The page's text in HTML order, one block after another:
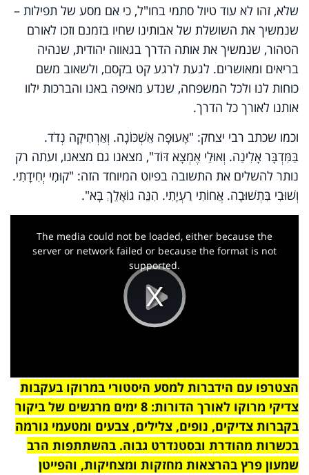
שלא, זהו לא עוד טיול סתמי בחו"ל, כי אם מסע של תפילות –
שנמשיך את השושלת של אבותינו שחיו בזמנם וזכו לאורם
הטהור, שנמשיך את אותה הדרך בגאווה יהודית, שנהיה
בריאים ומאושרים. לגעת לרגע קט בקסם, ולשאוב משם
כוחות לנו ולכל המשפחה, שנדע מאיפה באנו והברכות ילוו
אותנו לאורך כל הדרך.
וכמו שכתב רבי יצחק: "אָעוּפָה אֵשְׁכּוֹנָה. וְאַרְחִיקָה נְדֹד.
בַּמִּדְבָּר אָלִינַה. וְאוּלַי אֶמְצָא דּוֹד", מצאנו גם מצאנו, ועתה רק
נותר להשלים את התשובה בפיוט המיוחד הזה: "קוּמִי יְחִידָתִי.
וְשׁוּבִי בִּתְשׁוּבָה. אֲחוֹתִי רַעְיָתִי. הִנֵּה גוֹאָלֵךְ בָּא"
.
Play
Video
The media could not be loaded, either because the
server or network failed or because the format is not
supported.
הצטרפו עם הידברות למסע היסטורי במרוקו בעקבות
צדיקי מרוקו לאורך הדורות: 8 ימים מרגשים של ביקור
בקברות צדיקים, נופים, צלילים, צבעים ומטעמי גורמה
בכשרות מהודרת ובסטנדרט גבוה. בהשתתפות הרב
שמעון פרץ בהרצאות מחזקות ומצחיקות, והפייטן